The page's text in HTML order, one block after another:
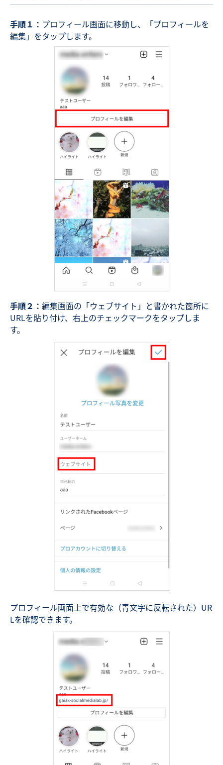
手順１： プロフィール画面に移動し、「プロフィールを
編集」をタップします。
手順２： 編集画面の「ウェブサイト」と書かれた箇所に
URLを貼り付け、右上のチェックマークをタップしま
す。
プロフィール画面上で有効な（青文字に反転された）UR
Lを確認できます。